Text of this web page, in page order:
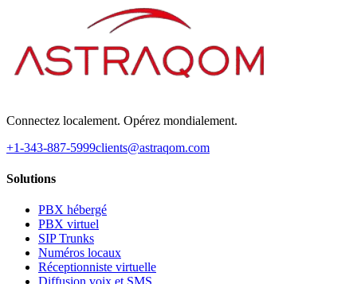
Connectez localement. Opérez mondialement.
+1-343-887-5999clients@astraqom.com
Solutions
PBX hébergé
PBX virtuel
SIP Trunks
Numéros locaux
Réceptionniste virtuelle